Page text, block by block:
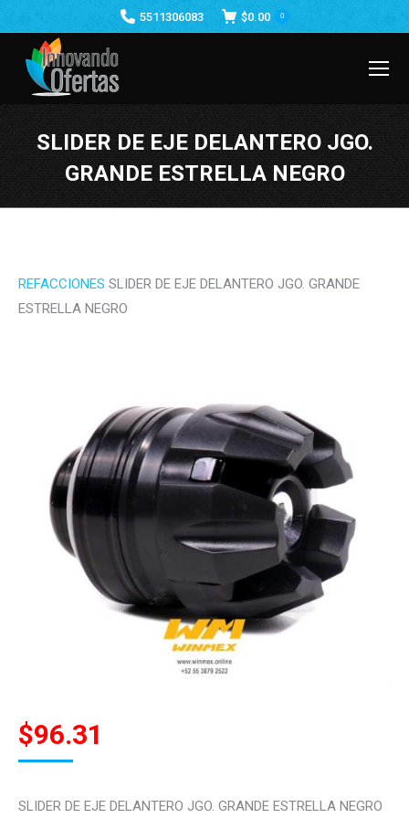
5511306083 $0.00 0
SLIDER DE EJE DELANTERO JGO.
GRANDE ESTRELLA NEGRO
REFACCIONES SLIDER DE EJE DELANTERO JGO. GRANDE
ESTRELLA NEGRO
$96.31
SLIDER DE EJE DELANTERO JGO. GRANDE ESTRELLA NEGRO